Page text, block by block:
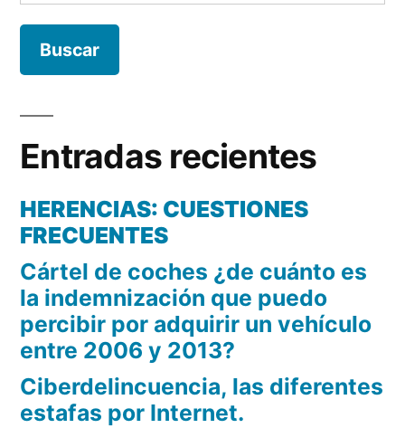
por
Entradas recientes
HERENCIAS: CUESTIONES
FRECUENTES
Cártel de coches ¿de cuánto es
la indemnización que puedo
percibir por adquirir un vehículo
entre 2006 y 2013?
Ciberdelincuencia, las diferentes
estafas por Internet.